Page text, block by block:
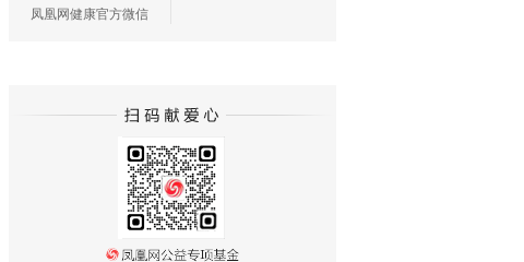
凤凰网健康官方微信